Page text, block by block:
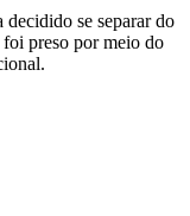
se separar do
preso por meio do